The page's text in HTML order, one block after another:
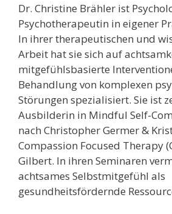
Dr. Christine Brähler ist
Psychotherapeutin in eigener
In ihrertherapeutischen und
Arbeit hat sie sich auf
mitgefühlsbasierte
Behandlung von komplexen
Störungen spezialisiert. Sie ist
Ausbilderin in Mindful Self-
nach Christopher Germer &
Compassion Focused Therapy
Gilbert. In ihren Seminaren
achtsames Selbstmitgefühl als
gesundheitsfördernde